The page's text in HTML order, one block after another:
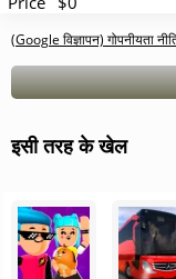
(Google विज्ञापन) गोपनीयता
इसी तरह के खेल